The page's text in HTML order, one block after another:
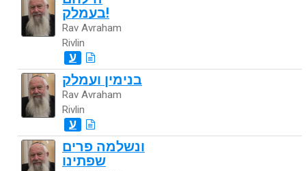
בעמלק!
Rav Avraham
Rivlin
ע
בנימין ועמלק
Rav Avraham
Rivlin
ע
ונשלמה פרים
שפתינו